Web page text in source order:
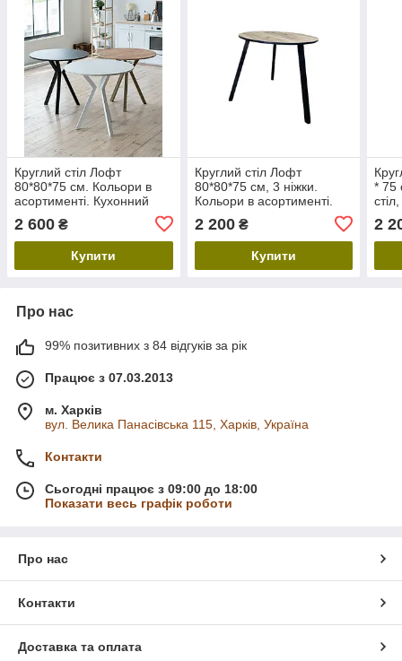
Круглий стіл Лофт
80*80*75 см. Кольори в
асортименті. Кухонний
обідній стіл для маленької
кухні Loft
2 600 ₴
Купити
Круглий стіл Лофт
80*80*75 см, 3 ніжки.
Кольори в асортименті.
Кухонний стіл діаметром
80 см, обідній стіл для
маленької кухні
2 200₴
Купити
* 75
2
Про нас
99% позитивних з 84 відгуків за рік
Працює з 07.03.2013
м. Харків
вул. Велика Панасівська 115, Харків, Україна
Контакти
Сьогодні працює з 09:00 до 18:00
Показати весь графік роботи
Про нас
Контакти
Доставка та оплата